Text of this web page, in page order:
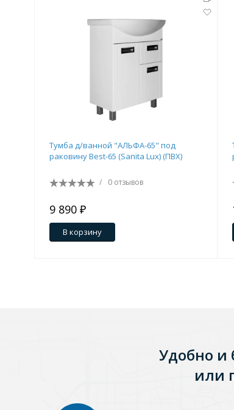
Тумба д/ванной "АЛЬФА-65" под
раковину Best-65 (Sanita Lux) (ПВХ)
/ 0 отзывов
9 890 ₽
В корзину
Удобно и
или